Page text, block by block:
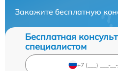
Закажите бесплатную
Бесплатная
специалистом